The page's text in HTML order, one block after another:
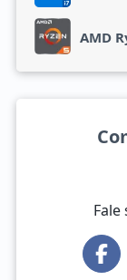
AMD